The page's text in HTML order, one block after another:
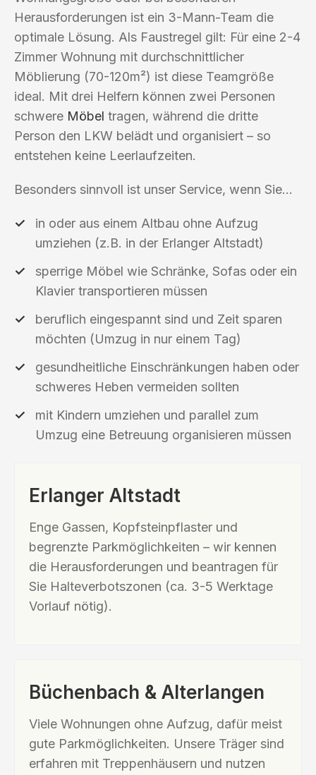
Herausforderungen ist ein 3-Mann-Team die
optimale Lösung. Als Faustregel gilt: Für eine 2-4
Zimmer Wohnung mit durchschnittlicher
Möblierung (70-120m²) ist diese Teamgröße
ideal. Mit drei Helfern können zwei Personen
schwere Möbel tragen, während die dritte
Person den LKW belädt und organisiert – so
entstehen keine Leerlaufzeiten.
Besonders sinnvoll ist unser Service, wenn Sie…
in oder aus einem Altbau ohne Aufzug
umziehen (z.B. in der Erlanger Altstadt)
sperrige Möbel wie Schränke, Sofas oder ein
Klavier transportieren müssen
beruflich eingespannt sind und Zeit sparen
möchten (Umzug in nur einem Tag)
gesundheitliche Einschränkungen haben oder
schweres Heben vermeiden sollten
mit Kindern umziehen und parallel zum
Umzug eine Betreuung organisieren müssen
Erlanger Altstadt
Enge Gassen, Kopfsteinpflaster und
begrenzte Parkmöglichkeiten – wir kennen
die Herausforderungen und beantragen für
Sie Halteverbotszonen (ca. 3-5 Werktage
Vorlauf nötig).
Büchenbach & Alterlangen
Viele Wohnungen ohne Aufzug, dafür meist
gute Parkmöglichkeiten. Unsere Träger sind
erfahren mit Treppenhäusern und nutzen